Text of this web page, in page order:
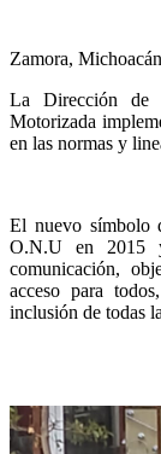
Zamora,
La Dirección de
Motorizada
en las normas y
El nuevo símbolo
O.N.U en 2015
comunicación,
acceso para
inclusión de todas